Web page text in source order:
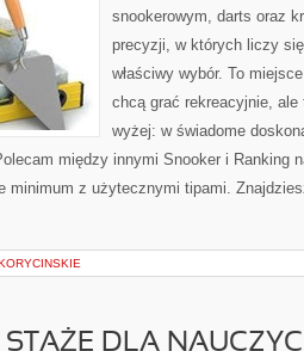
snookerowym, darts oraz
precyzji, w których liczy
właściwy wybór. To
chcą grać rekreacyjnie,
wyżej: w świadome
między innymi Snooker i Ranking
minimum z użytecznymi tipami.
STAŻE DLA